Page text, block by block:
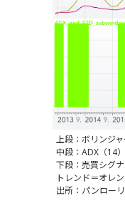
上段：ボリンジ
中段：ADX（14
下段：売買シグ
トレンド＝オレ
出所：パンロー